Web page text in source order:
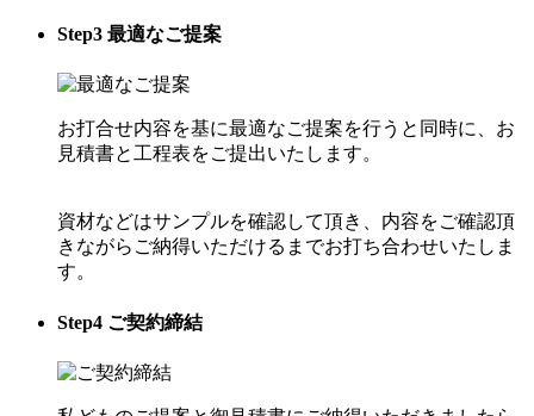
Step3 最適なご提案
お打合せ内容を基に最適なご提案を行うと同時に、お
見積書と工程表をご提出いたします。
資材などはサンプルを確認して頂き、内容をご確認頂
きながらご納得いただけるまでお打ち合わせいたしま
す。
Step4 ご契約締結